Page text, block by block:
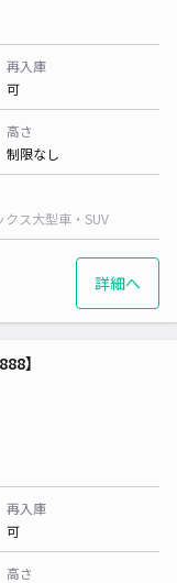
再入庫
可
高さ
制限なし
クス大型車・SUV
詳細へ
】
再入庫
可
高さ